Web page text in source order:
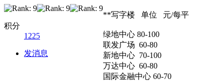
积分
1225
发消息
**写字楼 单位 元/每平
绿地中心 80-100
联发广场 60-80
新地中心 70-100
万达中心 60-80
国际金融中心 60-70